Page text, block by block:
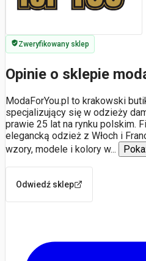
Zweryfikowany sklep
Opinie o sklepie
ModaForYou.pl to krakowski
specjalizujący się w odzieży
prawie 25 lat na rynku polskim.
elegancką odzież z Włoch i
wzory, modele i kolory w...
Odwiedź sklep